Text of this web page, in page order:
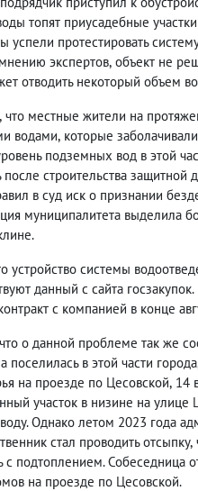
топят приусадебные
успели протестировать
экспертов, объект не
отводить некоторый объем
, что местные жители на
водами, которые
подземных вод в этой
после строительства защитной
в суд иск о признании
муниципалитета выделила
устройство системы
данный с сайта
с компанией в конце
что о данной проблеме так же
поселилась в этой части города
на проезде по Цесовской, 14
участок в низине на улице
Однако летом 2023 года
стал проводить отсыпку,
с подтоплением. Собеседница
на проезде по Цесовской.